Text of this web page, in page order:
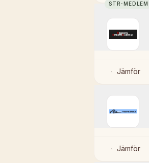
STR-MEDLEM
Jämför
Jämför